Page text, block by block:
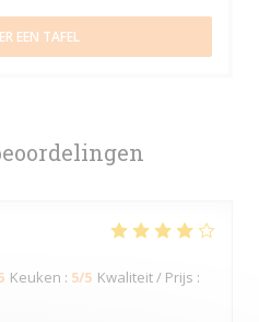
Keuken : 5/5 Kwaliteit / Prijs :
EEN TAFEL